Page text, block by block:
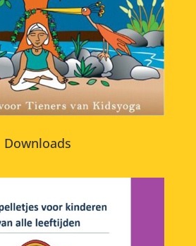
Downloads